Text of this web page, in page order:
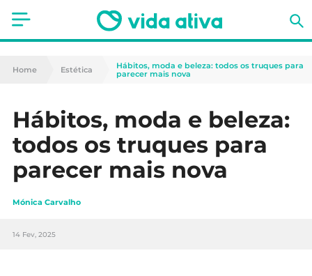
Saúde
Nutrição
Receitas
Fitness
Mães e Bebés
Home Estética
Hábitos, moda e beleza: todos os truques para
parecer mais nova
Hábitos, moda e beleza:
todos os truques para
parecer mais nova
Mónica Carvalho
14 Fev, 2025